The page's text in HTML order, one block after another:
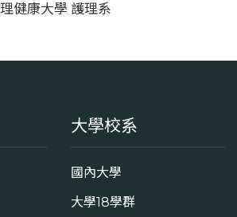
健康大學 護理系
大學校系
國內大學
大學18學群